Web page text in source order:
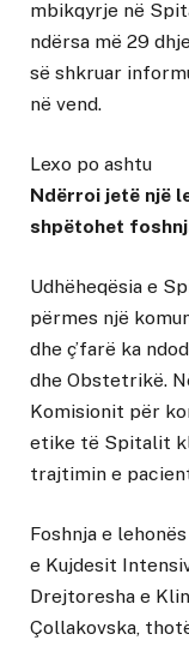
mbikqyrje në
ndërsa më 29
së shkruar
në vend.
Lexo po ashtu
Ndërroi jetë një
shpëtohet
Udhëheqësia e
përmes një
dhe ç’farë ka
dhe Obstetrikë.
Komisionit për
etike të Spitalit
trajtimin e
Foshnja e
e Kujdesit
Drejtoresha e
Çollakovska,